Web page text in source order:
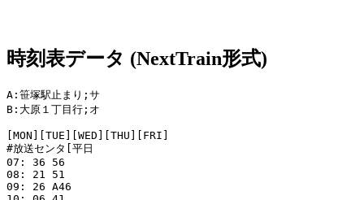
時刻表データ (NextTrain形式)
A:笹塚駅止まり;サ
B:大原１丁目行;オ
[MON][TUE][WED][THU][FRI]
#放送センタ[平日
07: 36 56
08: 21 51
09: 26 A46